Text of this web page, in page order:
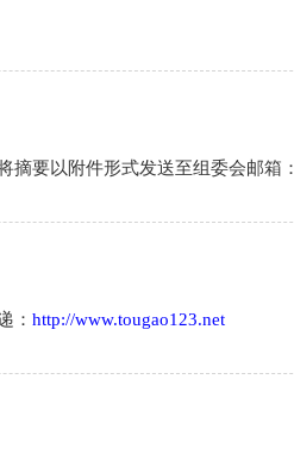
摘要以附件形式发送至组委会邮箱：
： http://www.tougao123.net